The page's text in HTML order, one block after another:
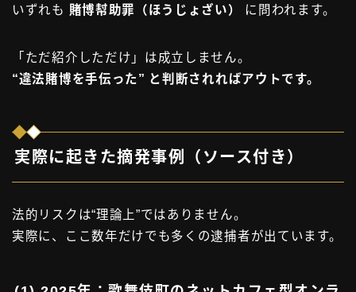
いずれも 賭博幇助罪（ほうじょざい） に問われます。
「ただ紹介しただけ」は成立しません。
“違法賭博を手伝った” と判断されればアウトです。
実際に起きた摘発事例（ソース付き）
法的リスクは“理論上”ではありません。
実際に、ここ数年だけでも多くの逮捕者が出ています。